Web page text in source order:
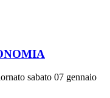
sabato 07 gennaio